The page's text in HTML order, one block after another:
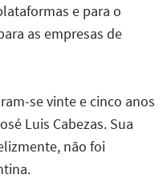
e para o
as empresas de
se vinte e cinco anos
Luis Cabezas. Sua
não foi